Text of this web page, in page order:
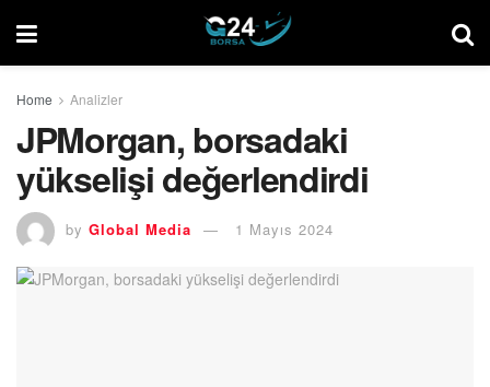
Home Analizler
JPMorgan, borsadaki
yükselişi değerlendirdi
by Global Media 1 Mayıs 2024